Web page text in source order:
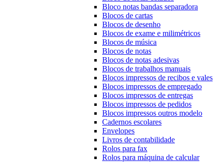
Bloco notas bandas separadora
Blocos de cartas
Blocos de desenho
Blocos de exame e milimétricos
Blocos de música
Blocos de notas
Blocos de notas adesivas
Blocos de trabalhos manuais
Blocos impressos de recibos e vales
Blocos impressos de empregado
Blocos impressos de entregas
Blocos impressos de pedidos
Blocos impressos outros modelo
Cadernos escolares
Envelopes
Livros de contabilidade
Rolos para fax
Rolos para máquina de calcular